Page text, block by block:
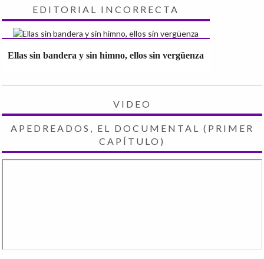
EDITORIAL INCORRECTA
Ellas sin bandera y sin himno, ellos sin vergüenza
VIDEO
APEDREADOS, EL DOCUMENTAL (PRIMER
CAPÍTULO)